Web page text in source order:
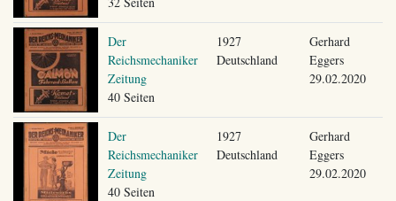
Der
Reichsmechaniker
Zeitung
40 Seiten
1927
Deutschland
Gerhard
Eggers
29.02.2020
Der
Reichsmechaniker
Zeitung
40 Seiten
1927
Deutschland
Gerhard
Eggers
29.02.2020